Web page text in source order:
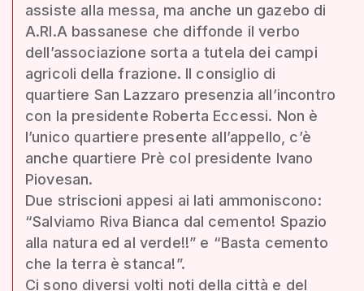
assiste alla messa, ma anche un gazebo di
A.RI.A bassanese che diffonde il verbo
dell’associazione sorta a tutela dei campi
agricoli della frazione. Il consiglio di
quartiere San Lazzaro presenzia all’incontro
con la presidente Roberta Eccessi. Non è
l’unico quartiere presente all’appello, c’è
anche quartiere Prè col presidente Ivano
Piovesan.
Due striscioni appesi ai lati ammoniscono:
“Salviamo Riva Bianca dal cemento! Spazio
alla natura ed al verde!!” e “Basta cemento
che la terra è stanca!”.
Ci sono diversi volti noti della città e del